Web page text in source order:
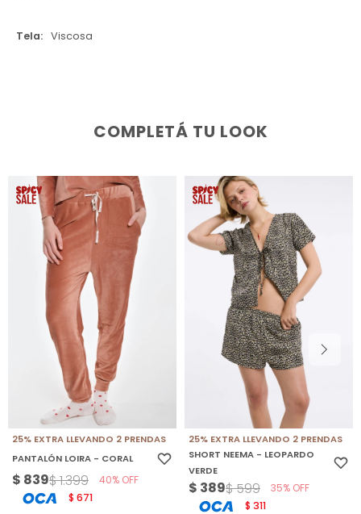
Tela Viscosa
COMPLETÁ TU LOOK
25% EXTRA LLEVANDO 2 PRENDAS
PANTALÓN LOIRA - CORAL
$ 839$1.399 40
$ 671
25% EXTRA LLEVANDO 2 PRENDAS
SHORT NEEMA - LEOPARDO
VERDE
$ 389$599 35
$ 311